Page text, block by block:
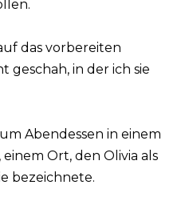
das vorbereiten
geschah, in der ich sie
Abendessen in einem
Ort, den Olivia als
bezeichnete.